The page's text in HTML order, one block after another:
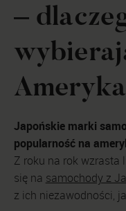
–
Japońskie marki
popularność na
Z roku na rok wzrasta
się na samochody z
z ich niezawodności,